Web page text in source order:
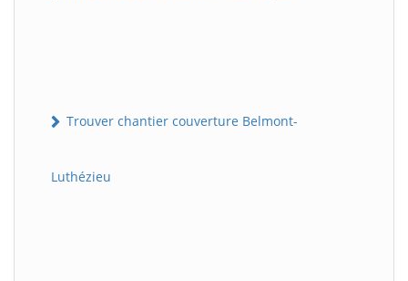
Trouver chantier couverture Belmont-
Luthézieu